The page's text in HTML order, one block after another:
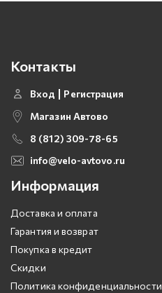
Контакты
Вход
Регистрация
Магазин Автово
8 (812) 309-78-65
info@velo-avtovo.ru
Информация
Доставка и оплата
Гарантия и возврат
Покупка в кредит
Скидки
Политика конфиденциальности